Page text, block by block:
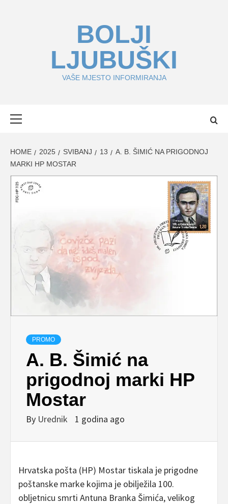
BOLJI
LJUBUŠKI
VAŠE MJESTO INFORMIRANJA
HOME 2025 SVIBANJ 13
A. B. ŠIMIĆ NA PRIGODNOJ
MARKI HP MOSTAR
PROMO
A. B. Šimić na
prigodnoj marki HP
Mostar
By Urednik 1 godina ago
Hrvatska pošta (HP) Mostar tiskala je prigodne
poštanske marke kojima je obilježila 100.
obljetnicu smrti Antuna Branka Šimića, velikog